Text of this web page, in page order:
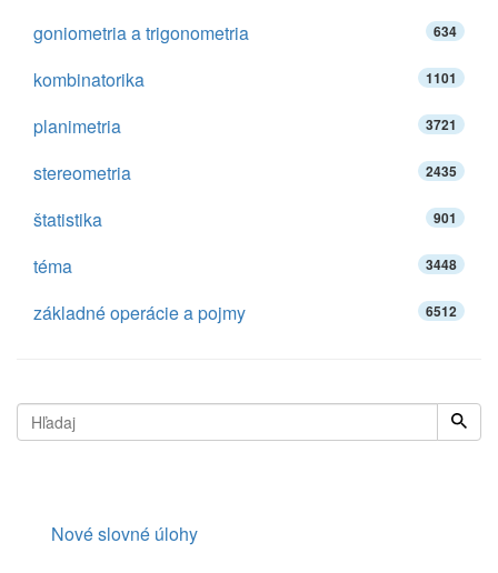
goniometria a trigonometria 634
kombinatorika 1101
planimetria 3721
stereometria 2435
štatistika 901
téma 3448
základné operácie a pojmy 6512
Nové slovné úlohy